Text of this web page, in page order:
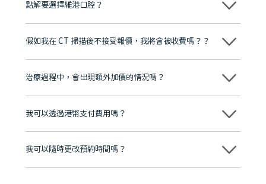
點解要選擇維港口腔？
維港口腔踐行「醫道濟世」的大學校訓，各分院匯聚來自香港、內地的
牌」、「2025香港企業領袖品牌」，是諾貝爾種植系統全球放心植牙中
至今已服務超過三十個國家和地區的顧客，受到粵港澳大灣區及周邊城
市市民極高的口碑評價及信任推薦 珠海、深圳設有八大分院，香港亦設
有咨詢及服務保障中心，有任何問題都可以隨時預約免費咨詢，讓人十
假如我在 CT 掃描後不接受報價，我將會被收費嗎？？
不會！只要未開始實際服務之前，你不會被收取任何費用。
治療過程中，會出現額外加價的情況嗎？
不會，治療前我們會詳細說明治療方案及對應的價錢，顧客同意並簽字
我可以透過港幣支付費用嗎？
可以。維港口腔會按照當日匯率轉算收取費用，而匯率會及時告知客人
我可以隨時更改預約時間嗎？
可以，請盡早通過wechat或whatsapp聯絡我們，告知我們你原本預約